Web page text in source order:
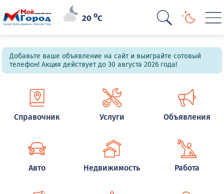
20oC
Добавьте ваше объявление на сайт и выиграйте сотовый
телефон! Акция действует до 30 августа 2026 года!
Справочник Услуги Объявления
Авто Недвижимость Работа